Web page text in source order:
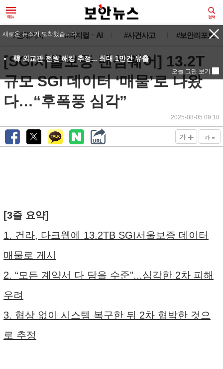
#전체기사 #피지컬ㆍAI #사건사고 #보안리포트
[SGI서울보증 랜섬웨어] 13.2T
규모 SGI 데이터 ‘매물’로 나왔
다…“후폭풍 심각”
2025-08-05 09:18
가 + 가 -
[3줄 요약]
1. 건라, 다크웹에 13.2TB SGI서울보증 데이터
매물로 게시
2. “모든 계약서 다 담을 수준”...심각한 2차 피해
우려
3. 협상 없이 시스템 복구한 뒤 2차 협박한 것으
로 추정
새로운 뉴스가 도착했습니다.
韓 외교관 전원 해킹 추정... 최대 1만건 유출
오늘 그만 보기